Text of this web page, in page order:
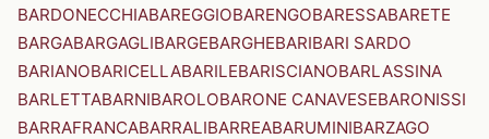
BARDONECCHIABAREGGIOBARENGOBARESSABARETE
BARGABARGAGLIBARGEBARGHEBARIBARI SARDO
BARIANOBARICELLABARILEBARISCIANOBARLASSINA
BARLETTABARNIBAROLOBARONE CANAVESEBARONISSI
BARRAFRANCABARRALIBARREABARUMINIBARZAGO